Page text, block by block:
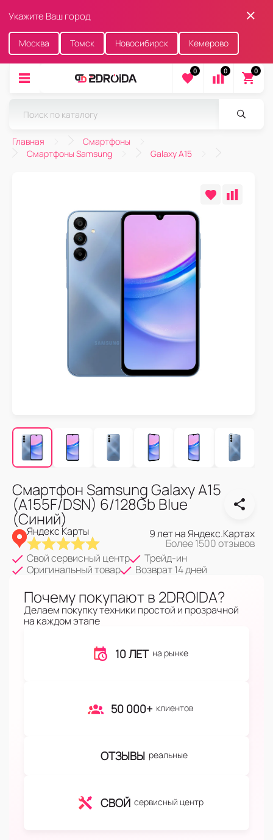
Укажите Ваш город
Москва Томск Новосибирск Кемерово
0 0 0
Главная
Смартфоны
Смартфоны Samsung
Galaxy A15
Смартфон Samsung Galaxy A15
(A155F/DSN) 6/128Gb Blue
(Синий)
Яндекс Карты 9 лет на Яндекс.Картах
Более 1500 отзывов
Свой сервисный центр
Трейд-ин
Оригинальный товар
Возврат 14 дней
Почему покупают в 2DROIDA?
Делаем покупку техники простой и прозрачной
на каждом этапе
10 ЛЕТ на рынке
50 000+ клиентов
ОТЗЫВЫ реальные
СВОЙ сервисный центр